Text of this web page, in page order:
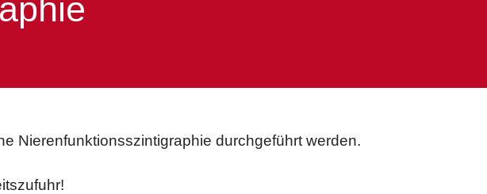
Nierenfunktionsszintigraphie durchgeführt werden.